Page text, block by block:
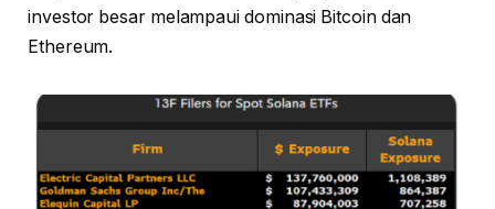
investor besar melampaui dominasi Bitcoin dan
Ethereum.